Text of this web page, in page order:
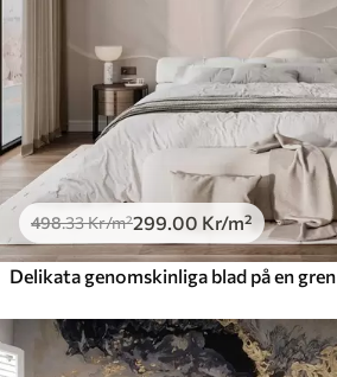
.00435.00 Kr /m²
Peel and Stick
900 .00540 .00 Kr/m²
498.33Kr/m²299 .00 Kr/m²
Delikata genomskinliga blad på en gren